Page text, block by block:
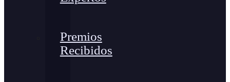
Premios
Recibidos